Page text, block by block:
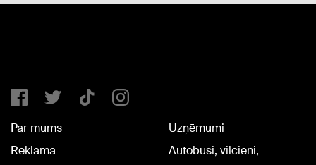
Par mums
Reklāma
Uzņēmumi
Autobusi, vilcieni,